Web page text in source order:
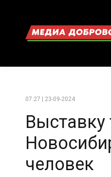
07:27 | 23-09-2024
человек